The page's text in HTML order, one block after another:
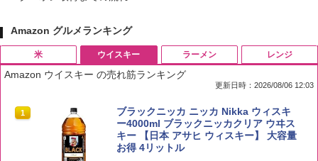
Amazon グルメランキング
米
1 by Amazon 国産ブレンド米 精米 5kg
￥2,650
ウイスキー
Amazon ウイスキー の売れ筋ランキング
更新日時：2026/08/06 12:03
1
ブラックニッカ ニッカ Nikka ウィスキ
ー4000ml ブラックニッカクリア ウヰス
キー 【日本 アサヒ ウィスキー】 大容量
お得 4リットル
ラーメン レンジ